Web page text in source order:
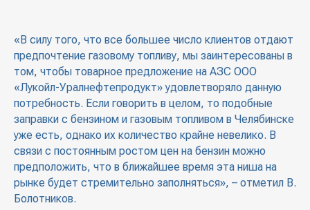
«В силу того, что все большее число клиентов отдают
предпочтение газовому топливу, мы заинтересованы в
том, чтобы товарное предложение на АЗС ООО
«Лукойл-Уралнефтепродукт» удовлетворяло данную
потребность. Если говорить в целом, то подобные
заправки с бензином и газовым топливом в Челябинске
уже есть, однако их количество крайне невелико. В
связи с постоянным ростом цен на бензин можно
предположить, что в ближайшее время эта ниша на
рынке будет стремительно заполняться», – отметил В.
Болотников.